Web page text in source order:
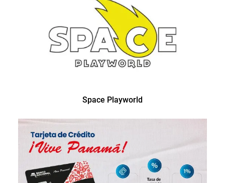
Space Playworld